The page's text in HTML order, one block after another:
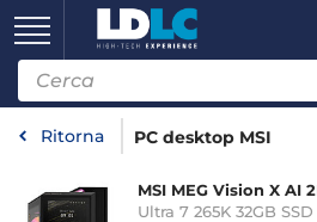
Ritorna PC desktop MSI
MSI MEG Vision X AI
Ultra 7 265K 32GB